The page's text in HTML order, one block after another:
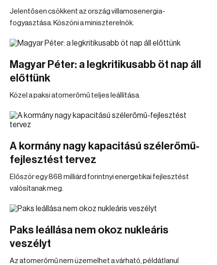
Jelentősen csökkent az ország villamosenergia-
fogyasztása. Köszöni a miniszterelnök.
Magyar Péter: a legkritikusabb öt nap áll
előttünk
Közel a paksi atomerőmű teljes leállítása.
A kormány nagy kapacitású szélerőmű-
fejlesztést tervez
Először egy 868 milliárd forintnyi energetikai fejlesztést
valósítanak meg.
Paks leállása nem okoz nukleáris
veszélyt
Az atomerőmű nem üzemelhet a várható, példátlanul